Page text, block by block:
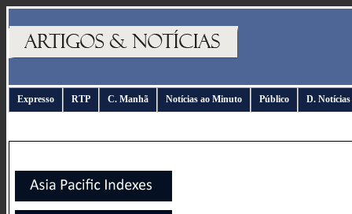
Expresso RTP C. Manhã Notícias ao Minuto Público D. Notícias